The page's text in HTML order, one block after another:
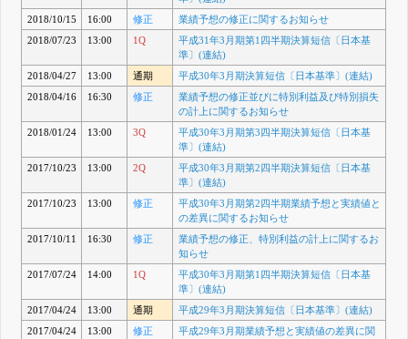
2018/10/15
16:00 修正
業績予想の修正に関するお知らせ
2018/07/23
13:00 1Q
平成31年3月期第1四半期決算短信〔日本基
準〕(連結)
2018/04/27
13:00 通期
平成30年3月期決算短信〔日本基準〕(連結)
2018/04/16
16:30 修正
業績予想の修正並びに特別利益及び特別損失
の計上に関するお知らせ
2018/01/24
13:00 3Q
平成30年3月期第3四半期決算短信〔日本基
準〕(連結)
2017/10/23
13:00 2Q
平成30年3月期第2四半期決算短信〔日本基
準〕(連結)
2017/10/23
13:00 修正
平成30年3月期第2四半期業績予想と実績値と
の差異に関するお知らせ
2017/10/11
16:30 修正
業績予想の修正、特別利益の計上に関するお
知らせ
2017/07/24
14:00 1Q
平成30年3月期第1四半期決算短信〔日本基
準〕(連結)
2017/04/24
13:00 通期
平成29年3月期決算短信〔日本基準〕(連結)
2017/04/24
13:00 修正
平成29年3月期業績予想と実績値の差異に関